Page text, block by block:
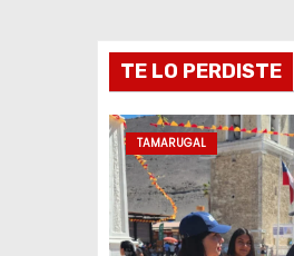
e
e
n
t
TE LO PERDISTE
TAMARUGAL